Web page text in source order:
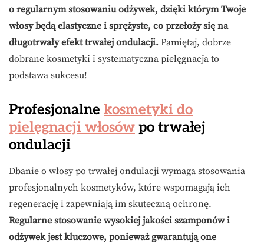
o regularnym stosowaniu odżywek, dzięki którym Twoje
włosy będą elastyczne i sprężyste, co przełoży się na
długotrwały efekt trwałej ondulacji. Pamiętaj, dobrze
dobrane kosmetyki i systematyczna pielęgnacja to
podstawa sukcesu!
Profesjonalne kosmetyki do
pielęgnacji włosów po trwałej
ondulacji
Dbanie o włosy po trwałej ondulacji wymaga stosowania
profesjonalnych kosmetyków, które wspomagają ich
regenerację i zapewniają im skuteczną ochronę.
Regularne stosowanie wysokiej jakości szamponów i
odżywek jest kluczowe, ponieważ gwarantują one